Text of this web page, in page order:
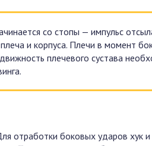
со стопы — импульс
и корпуса. Плечи в момент
плечевого сустава
отработки боковых ударов хук и